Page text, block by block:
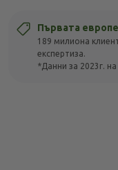
Първата
189 милиона
експертиза.
*Данни за 2023г.